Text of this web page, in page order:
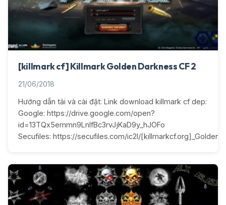
[killmark cf] Killmark Golden Darkness CF 2
21/06/2018
Hướng dẫn tải và cài đặt: Link download killmark cf dep:
Google: https://drive.google.com/open?
id=13TQx5emmn9LnIfBc3rvJjKaD9y_hJOFo
Secufiles: https://secufiles.com/ic2l/